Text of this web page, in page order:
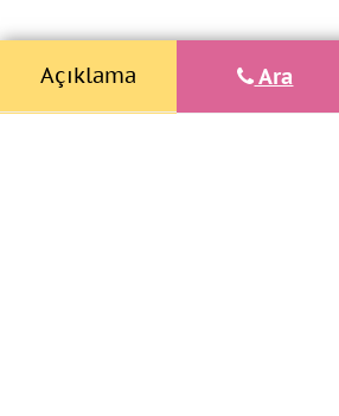
Açıklama Ara